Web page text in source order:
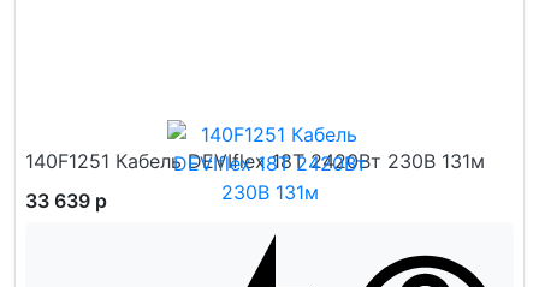
140F1251 Кабель DEVIflex 18T 2420Вт 230В 131м
33 639 р